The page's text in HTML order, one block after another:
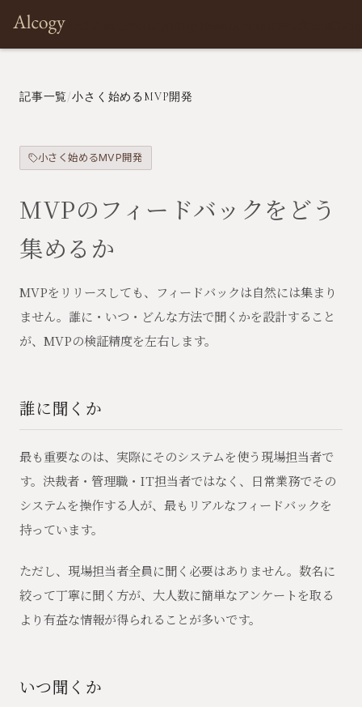
記事一覧/小さく始めるMVP開発
小さく始めるMVP開発
MVPのフィードバックをどう
集めるか
MVPをリリースしても、フィードバックは自然には集まり
ません。誰に・いつ・どんな方法で聞くかを設計すること
が、MVPの検証精度を左右します。
誰に聞くか
最も重要なのは、実際にそのシステムを使う現場担当者で
す。決裁者・管理職・IT担当者ではなく、日常業務でその
システムを操作する人が、最もリアルなフィードバックを
持っています。
ただし、現場担当者全員に聞く必要はありません。数名に
絞って丁寧に聞く方が、大人数に簡単なアンケートを取る
より有益な情報が得られることが多いです。
いつ聞くか